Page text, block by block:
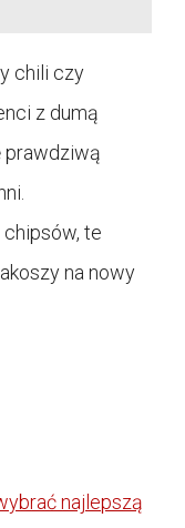
chili czy
z dumą
prawdziwą
te
na nowy
najlepszą